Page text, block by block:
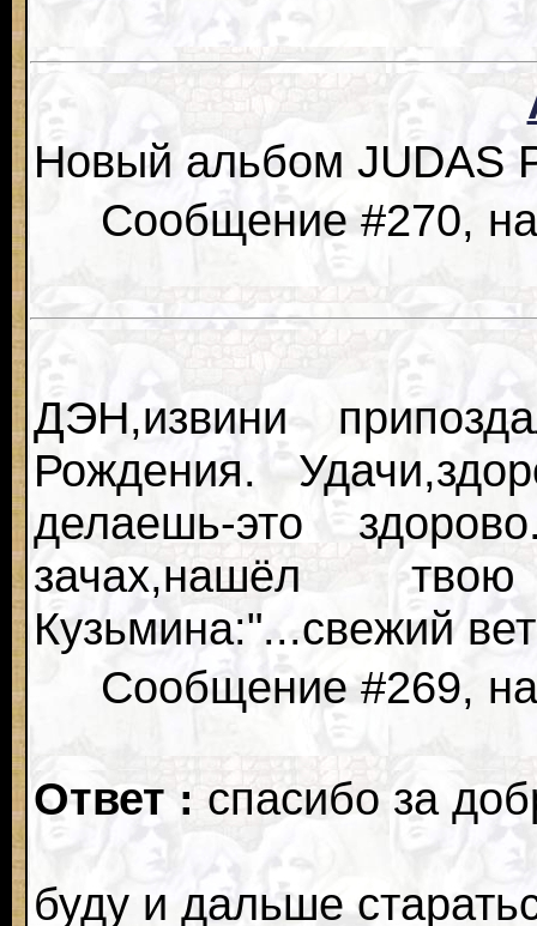
Новый альбом JUDAS
Сообщение #270,
ДЭН,извини
Рождения.
делаешь-это
зачах,нашёл
Кузьмина:"...свежий
Сообщение #269,
Ответ : спасибо за
буду и дальше